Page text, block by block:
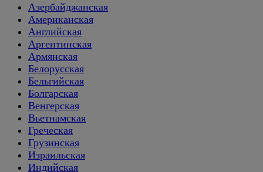
Азербайджанская
Американская
Английская
Аргентинская
Армянская
Белорусская
Бельгийская
Болгарская
Венгерская
Вьетнамская
Греческая
Грузинская
Израильская
Индийская